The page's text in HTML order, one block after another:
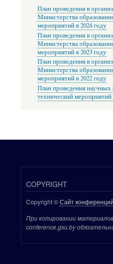
План проведения в
Министерства
мероприятий в 2024 году
План проведения в
Министерства
мероприятий в 2023 году
План проведения в
Министерства
мероприятий в 2022 году
План проведения научных
технический мероприятий
COPYRIGHT
Copyright ©Сайт конференций
При копировании
conference.gsu.by